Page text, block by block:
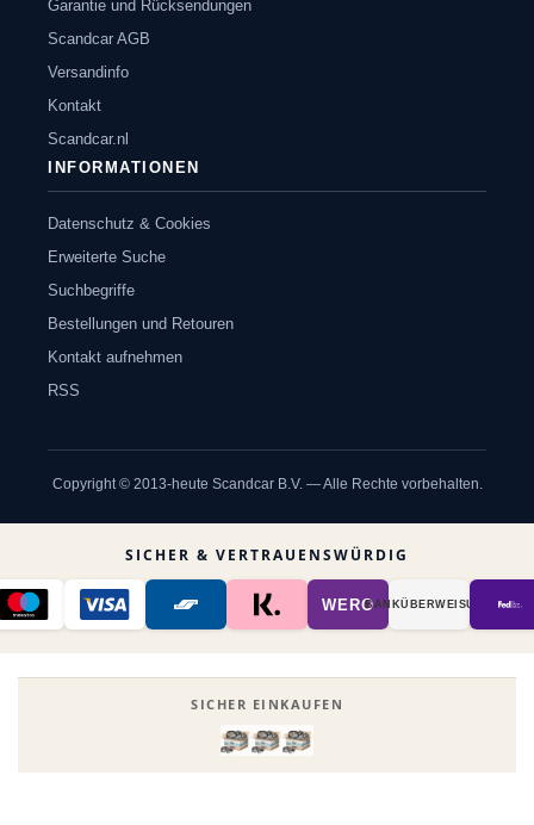
Garantie und Rücksendungen
Scandcar AGB
Versandinfo
Kontakt
Scandcar.nl
INFORMATIONEN
Datenschutz & Cookies
Erweiterte Suche
Suchbegriffe
Bestellungen und Retouren
Kontakt aufnehmen
RSS
Copyright © 2013-heute Scandcar B.V. — Alle Rechte vorbehalten.
SICHER & VERTRAUENSWÜRDIG
WEROBANK­ÜBER­WEISUNG
SICHER EINKAUFEN